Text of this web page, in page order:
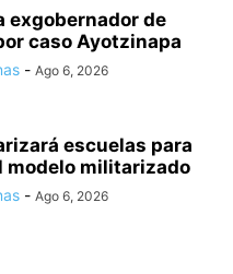
exgobernador de
caso Ayotzinapa
- Ago 6, 2026
escuelas para
modelo militarizado
- Ago 6, 2026